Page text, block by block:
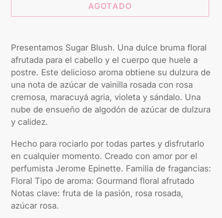
AGOTADO
el
producto
a
tu
carrito
Presentamos Sugar Blush. Una dulce bruma floral
afrutada para el cabello y el cuerpo que huele a
postre. Este delicioso aroma obtiene su dulzura de
una nota de azúcar de vainilla rosada con rosa
cremosa, maracuyá agria, violeta y sándalo. Una
nube de ensueño de algodón de azúcar de dulzura
y calidez.
Hecho para rociarlo por todas partes y disfrutarlo
en cualquier momento. Creado con amor por el
perfumista Jerome Epinette. Familia de fragancias:
Floral Tipo de aroma: Gourmand floral afrutado
Notas clave: fruta de la pasión, rosa rosada,
azúcar rosa.